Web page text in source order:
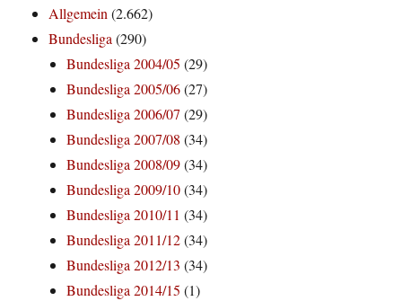
Allgemein(2.662)
Bundesliga(290)
Bundesliga 2004/05 (29)
Bundesliga 2005/06(27)
Bundesliga 2006/07 (29)
Bundesliga 2007/08 (34)
Bundesliga 2008/09(34)
Bundesliga 2009/10(34)
Bundesliga 2010/11 (34)
Bundesliga 2011/12(34)
Bundesliga 2012/13 (34)
Bundesliga 2014/15 (1)